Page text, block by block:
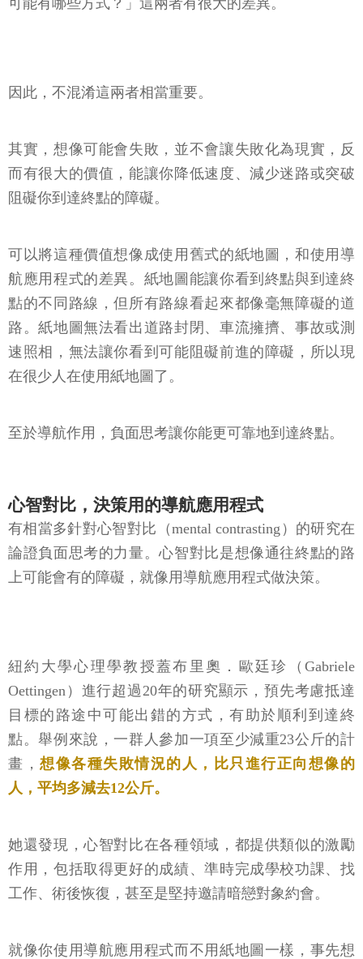
可能有哪些方式？」這兩者有很大的差異。
因此，不混淆這兩者相當重要。
其實，想像可能會失敗，並不會讓失敗化為現實，反
而有很大的價值，能讓你降低速度、減少迷路或突破
阻礙你到達終點的障礙。
可以將這種價值想像成使用舊式的紙地圖，和使用導
航應用程式的差異。紙地圖能讓你看到終點與到達終
點的不同路線，但所有路線看起來都像毫無障礙的道
路。紙地圖無法看出道路封閉、車流擁擠、事故或測
速照相，無法讓你看到可能阻礙前進的障礙，所以現
在很少人在使用紙地圖了。
至於導航作用，負面思考讓你能更可靠地到達終點。
心智對比，決策用的導航應用程式
有相當多針對心智對比（mental contrasting）的研究在
論證負面思考的力量。心智對比是想像通往終點的路
上可能會有的障礙，就像用導航應用程式做決策。
紐約大學心理學教授蓋布里奧．歐廷珍（Gabriele
Oettingen）進行超過20年的研究顯示，預先考慮抵達
目標的路途中可能出錯的方式，有助於順利到達終
點。舉例來說，一群人參加一項至少減重23公斤的計
畫，想像各種失敗情況的人，比只進行正向想像的
人，平均多減去12公斤。
她還發現，心智對比在各種領域，都提供類似的激勵
作用，包括取得更好的成績、準時完成學校功課、找
工作、術後恢復，甚至是堅持邀請暗戀對象約會。
就像你使用導航應用程式而不用紙地圖一樣，事先想